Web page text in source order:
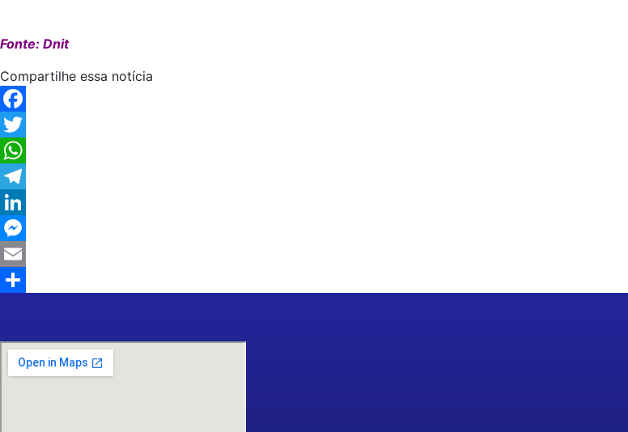
Fonte: Dnit
Compartilhe essa notícia
Facebook
Twitter
WhatsApp
Telegram
LinkedIn
Messenger
Email